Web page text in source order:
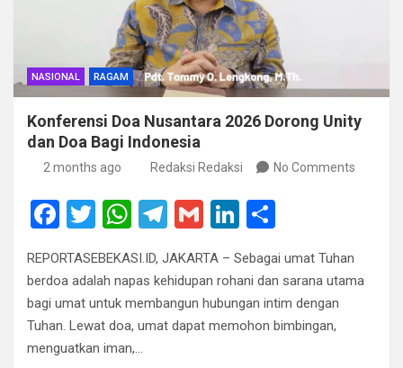
NASIONAL RAGAM
Konferensi Doa Nusantara 2026 Dorong Unity
dan Doa Bagi Indonesia
2 months ago Redaksi Redaksi No Comments
F
ce
b
o
o
T
tt
er
W
at
s
A
p
T
e
gr
a
G
ail
Li
ke
dI
n
ar
e
REPORTASEBEKASI.ID, JAKARTA – Sebagai umat Tuhan
berdoa adalah napas kehidupan rohani dan sarana utama
bagi umat untuk membangun hubungan intim dengan
Tuhan. Lewat doa, umat dapat memohon bimbingan,
menguatkan iman,…